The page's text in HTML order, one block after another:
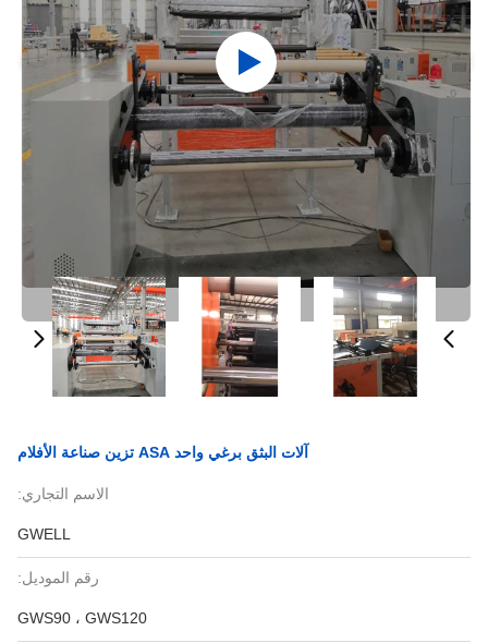
آلات البثق برغي واحد ASA تزين صناعة الأفلام
الاسم التجاري:
GWELL
رقم الموديل:
GWS90 ، GWS120